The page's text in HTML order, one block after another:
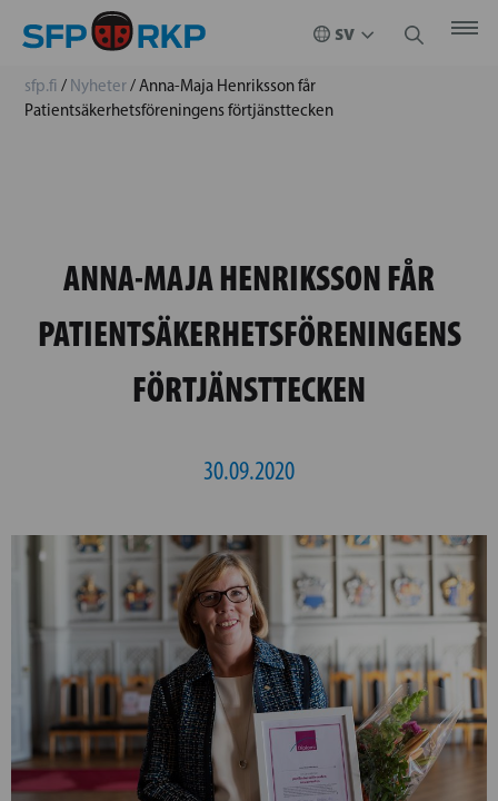
sfp.fi / Nyheter/Anna-Maja Henriksson får
Patientsäkerhetsföreningens förtjänsttecken
ANNA-MAJA HENRIKSSON FÅR
PATIENTSÄKERHETSFÖRENINGENS
FÖRTJÄNSTTECKEN
30.09.2020